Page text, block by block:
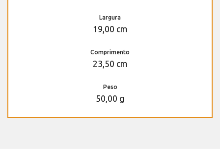
Largura
19,00 cm
Comprimento
23,50 cm
Peso
50,00 g